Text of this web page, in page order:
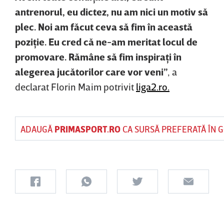
antrenorul, eu dictez, nu am nici un motiv să
plec. Noi am făcut ceva să fim în această
poziţie. Eu cred că ne-am meritat locul de
promovare. Rămâne să fim inspiraţi în
alegerea jucătorilor care vor veni”, a
declarat Florin Maim potrivit liga2.ro.
ADAUGĂ PRIMASPORT.ROCA SURSĂ PREFERATĂ ÎN